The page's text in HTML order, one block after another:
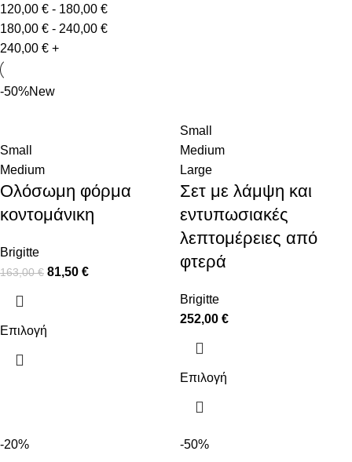
120,00 € - 180,00 €
180,00 € - 240,00 €
240,00 € +
-50%New
Small
Medium
Ολόσωμη φόρμα
κοντομάνικη
Brigitte
163,00€ 81,50 €
Επιλογή
Small
Medium
Large
Σετ με λάμψη και
εντυπωσιακές
λεπτομέρειες από
φτερά
Brigitte
252,00 €
Επιλογή
-20% -50%